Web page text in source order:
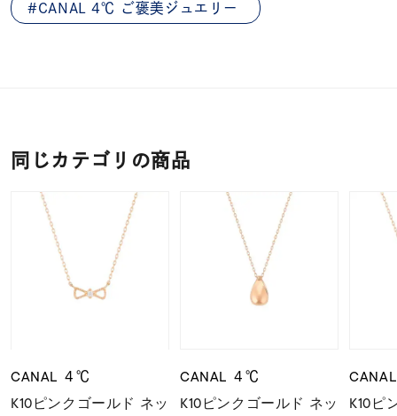
CANAL 4℃ ご褒美ジュエリー
同じカテゴリの商品
CANAL ４℃
K10ピンクゴールド ネッ
CANAL ４℃
K10ピンクゴールド ネッ
K10ピ